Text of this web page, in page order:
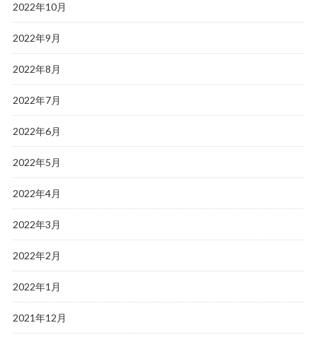
2022年10月
2022年9月
2022年8月
2022年7月
2022年6月
2022年5月
2022年4月
2022年3月
2022年2月
2022年1月
2021年12月